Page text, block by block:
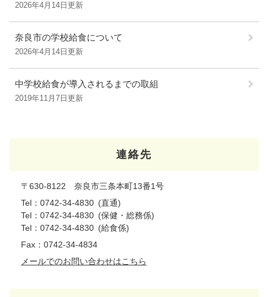
2026年4月14日更新
奈良市の学校給食について
2026年4月14日更新
中学校給食が導入されるまでの取組
2019年11月7日更新
連絡先
〒630-8122 奈良市三条本町13番1号
Tel：0742-34-4830
直通
Tel：0742-34-4830
保健・総務係
Tel：0742-34-4830
給食係
Fax：0742-34-4834
メールでのお問い合わせはこちら